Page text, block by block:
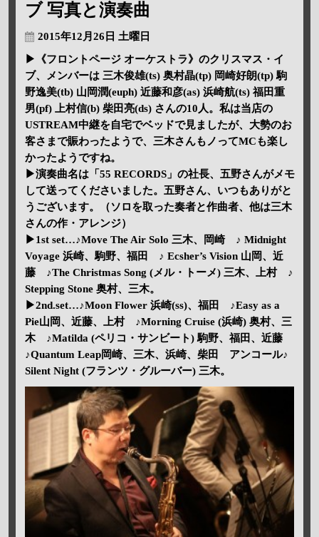
ブ 写真と演奏曲
2015年12月26日 土曜日
▶《フロントページ オーケストラ》のクリスマス・イ
ブ、メンバーは 三木俊雄(ts) 奥村晶(tp) 岡崎好朗(tp) 駒
野逸美(tb) 山岡潤(euph) 近藤和彦(as) 浜崎航(ts) 福田重
男(pf) 上村信(b) 柴田亮(ds) さんの10人。私は当店の
USTREAM中継を自宅でベッドで見ましたが、大勢のお
客さまで賑わったようで、三木さんもノってMCも楽し
かったようですね。
▶演奏曲名は「55 RECORDS」の社長、五野さんがメモ
して送ってくださいました。五野さん、いつもありがと
うございます。（ソロを取った奏者と作曲者、他は三木
さんの作・アレンジ）
▶1st set…♪Move The Air Solo 三木、岡崎 ♪ Midnight
Voyage 浜崎、駒野、福田 ♪ Ecsher’s Vision 山岡、近
藤 ♪The Christmas Song (メル・トーメ) 三木、上村 ♪
Stepping Stone 奥村、三木。
▶2nd.set…♪Moon Flower 浜崎(ss)、福田 ♪Easy as a
Pie山岡、近藤、上村 ♪Morning Cruise (浜崎) 奥村、三
木 ♪Matilda (ペリコ・サンビート) 駒野、福田、近藤
♪Quantum Leap岡崎、三木、浜崎、柴田 アンコール♪
Silent Night (フランツ・グルーバー) 三木。